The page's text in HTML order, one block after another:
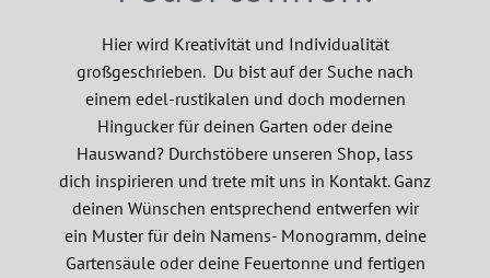
Hier wird Kreativität und Individualität
großgeschrieben. Du bist auf der Suche nach
einem edel-rustikalen und doch modernen
Hingucker für deinen Garten oder deine
Hauswand? Durchstöbere unseren Shop, lass
dich inspirieren und trete mit uns in Kontakt. Ganz
deinen Wünschen entsprechend entwerfen wir
ein Muster für dein Namens- Monogramm, deine
Gartensäule oder deine Feuertonne und fertigen